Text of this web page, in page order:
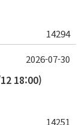
14294
18:00)
14251
2026-07-30